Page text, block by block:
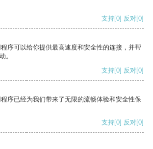
支持[0] 反对[0]
序可以给你提供最高速度和安全性的连接，并帮
。
支持[0] 反对[0]
序已经为我们带来了无限的流畅体验和安全性保
支持[0] 反对[0]